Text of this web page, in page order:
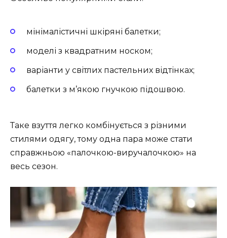
мінімалістичні шкіряні балетки;
моделі з квадратним носком;
варіанти у світлих пастельних відтінках;
балетки з м’якою гнучкою підошвою.
Таке взуття легко комбінується з різними
стилями одягу, тому одна пара може стати
справжньою «палочкою-виручалочкою» на
весь сезон.